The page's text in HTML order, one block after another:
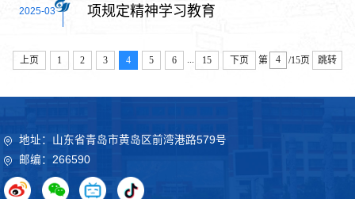
2025-03
项规定精神学习教育
上页 1 2 3 4 5 6 15 下页 第 /15页 跳转
地址：山东省青岛市黄岛区前湾港路579号
邮编：266590